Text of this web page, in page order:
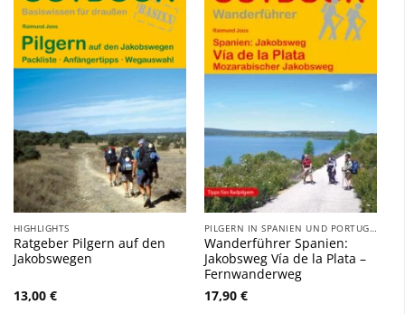
Zu
Wunschliste
hinzufügen
HIGHLIGHTS
Ratgeber Pilgern auf den
Jakobswegen
13,00 €
Zu
Wunschliste
hinzufügen
PILGERN IN SPANIEN UND PORTUGAL
Wanderführer Spanien:
Jakobsweg Vía de la Plata –
Fernwanderweg
17,90 €